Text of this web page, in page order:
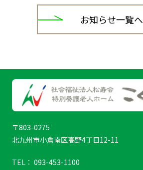
お知らせ一覧へ
〒803-0275
北九州市小倉南区高野4丁目12-11
TEL： 093-453-1100